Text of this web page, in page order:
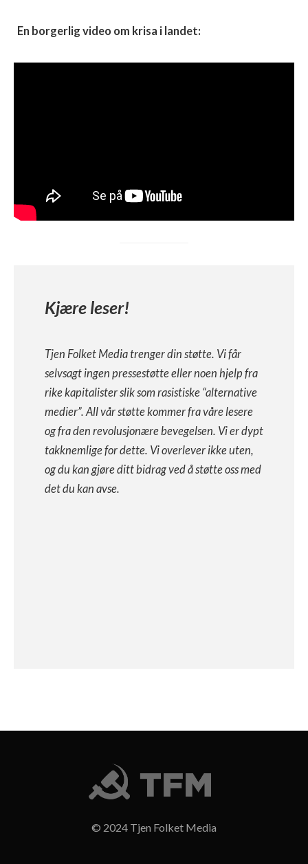
En borgerlig video om krisa i landet:
Kjære leser!
Tjen Folket Media trenger din støtte. Vi får
selvsagt ingen pressestøtte eller noen hjelp fra
rike kapitalister slik som rasistiske “alternative
medier”. All vår støtte kommer fra våre lesere
og fra den revolusjonære bevegelsen. Vi er dypt
takknemlige for dette. Vi overlever ikke uten,
og du kan gjøre ditt bidrag ved å støtte oss med
det du kan avse.
© 2024 Tjen Folket Media